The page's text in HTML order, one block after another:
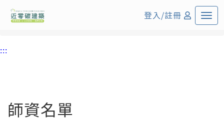
登入/註冊
首頁
:::
師資名單